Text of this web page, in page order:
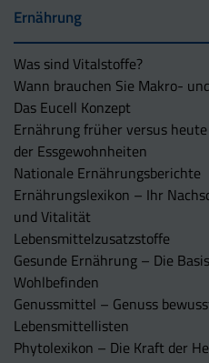
Ernährung
Was sind Vitalstoffe?
Wann brauchen Sie Makro-
Das Eucell Konzept
Ernährung früher versus
der Essgewohnheiten
Nationale Ernährungsberichte
Ernährungslexikon – Ihr
und Vitalität
Lebensmittelzusatzstoffe
Gesunde Ernährung – Die
Wohlbefinden
Genussmittel – Genuss
Lebensmittellisten
Phytolexikon – Die Kraft der